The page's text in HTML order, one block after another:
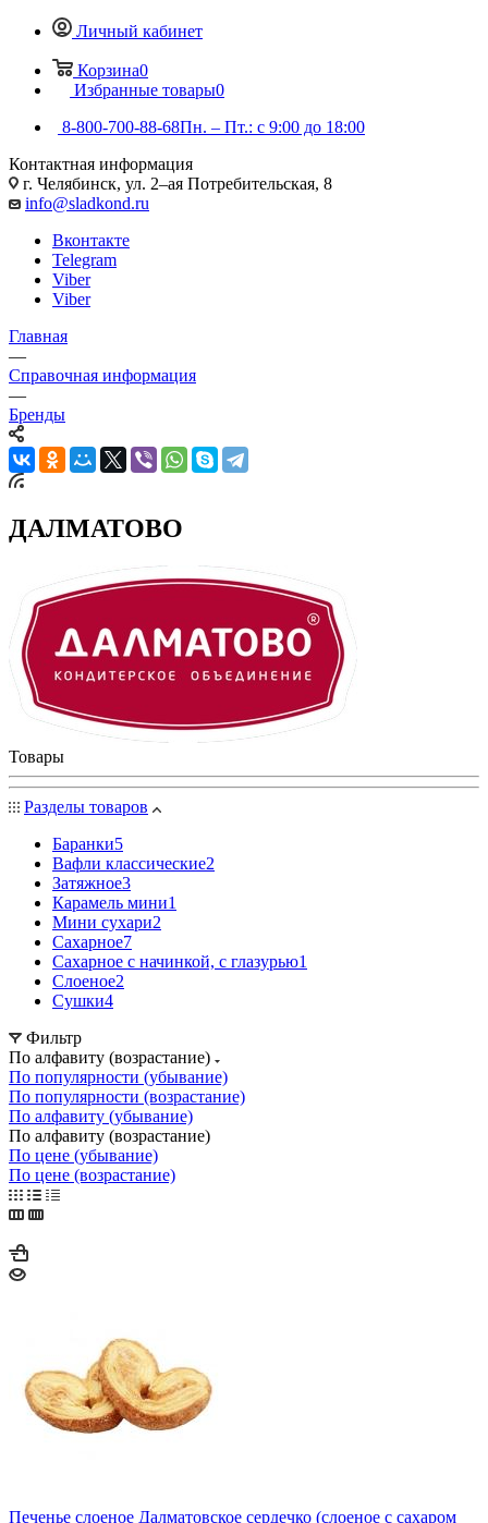
Личный кабинет
Корзина0
Избранные товары0
8-800-700-88-68Пн. – Пт.: с 9:00 до 18:00
Контактная информация
г. Челябинск, ул. 2–ая Потребительская, 8
info@sladkond.ru
Вконтакте
Telegram
Viber
Viber
Главная
—
Справочная информация
—
Бренды
ДАЛМАТОВО
Товары
Разделы товаров
Баранки5
Вафли классические2
Затяжное3
Карамель мини1
Мини сухари2
Сахарное7
Сахарное с начинкой, с глазурью1
Слоеное2
Сушки4
Фильтр
По алфавиту (возрастание)
По популярности (убывание)
По популярности (возрастание)
По алфавиту (убывание)
По алфавиту (возрастание)
По цене (убывание)
По цене (возрастание)
Печенье слоеное Далматовское сердечко (слоеное с сахаром